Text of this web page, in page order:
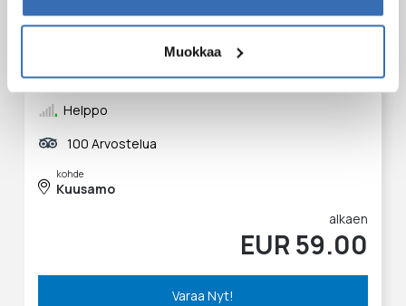
Muokkaa
Sup-lautailua Rukajärvellä
1 tunti ja 30 minuuttia
Helppo
100 Arvostelua
kohde
Kuusamo
alkaen
EUR 59.00
Varaa Nyt!